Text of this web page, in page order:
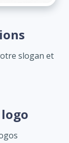
slogan et